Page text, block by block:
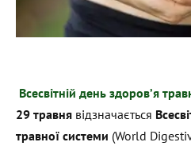
Всесвітній день здоров’я
29 травня відзначається
травної системи (World